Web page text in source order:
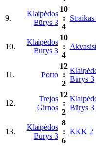
9.
Klaipėdos
Būrys 3
10
:
4
10.
Klaipėdos
Būrys 3
10
:
4
11. Porto
12
:
2
Būrys 3
12.
Trejos
Girnos
12
:
2
Būrys 3
13.
Klaipėdos
Būrys 3
8
:
6
KKK 2